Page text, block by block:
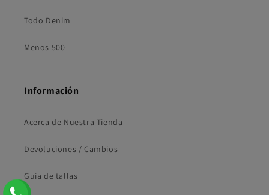
Todo Denim
Menos 500
Información
Acerca de Nuestra Tienda
Devoluciones / Cambios
Guia de tallas